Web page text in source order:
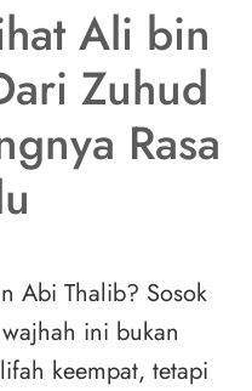
Ali bin
Zuhud
Rasa
Abi Thalib? Sosok
ini bukan
keempat, tetapi